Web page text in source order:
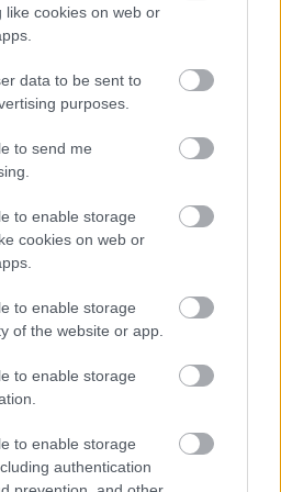
like cookies on web or
data to be sent to
purposes.
to send me
to enable storage
cookies on web or
to enable storage
of the website or app.
to enable storage
to enable storage
authentication
> Klasa B, gr. VI gospodarze (KS SMP
w tabeli. Goście (Apollo Dulcza Mała)
mecze obu drużyn oraz statystyki
Mała - relacja, wynik na żywo,
Apollo Dulcza Mała znajdziesz na naszej
Jeżeli szukasz informacji meczowych,
Apollo Dulcza Mała - wynik, składy,
jest
albo innych spotkań Rzeszów >
takie informacje na naszym portalu.
się stream online z tego pojedynku.
Rzeszów |ITA TOOLS Stal Mielec
Stal Rzeszów|Stal Mielec